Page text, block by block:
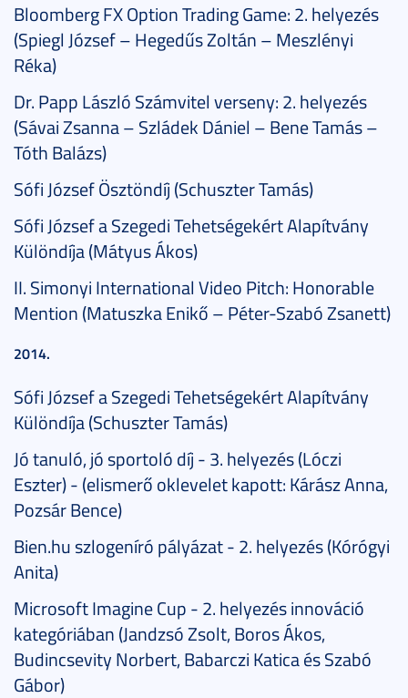
Bloomberg FX Option Trading Game: 2. helyezés
(Spiegl József – Hegedűs Zoltán – Meszlényi
Réka)
Dr. Papp László Számvitel verseny: 2. helyezés
(Sávai Zsanna – Szládek Dániel – Bene Tamás –
Tóth Balázs)
Sófi József Ösztöndíj (Schuszter Tamás)
Sófi József a Szegedi Tehetségekért Alapítvány
Különdíja (Mátyus Ákos)
II. Simonyi International Video Pitch: Honorable
Mention (Matuszka Enikő – Péter-Szabó Zsanett)
2014.
Sófi József a Szegedi Tehetségekért Alapítvány
Különdíja (Schuszter Tamás)
Jó tanuló, jó sportoló díj - 3. helyezés (Lóczi
Eszter) - (elismerő oklevelet kapott: Kárász Anna,
Pozsár Bence)
Bien.hu szlogeníró pályázat - 2. helyezés (Kórógyi
Anita)
Microsoft Imagine Cup - 2. helyezés innováció
kategóriában (Jandzsó Zsolt, Boros Ákos,
Budincsevity Norbert, Babarczi Katica és Szabó
Gábor)